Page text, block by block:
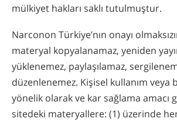
mülkiyet hakları saklı tutulmuştur.
Narconon Türkiye’nın onayı
materyal kopyalanamaz, yeniden
yüklenemez, paylaşılamaz,
düzenlenemez. Kişisel kullanım veya
yönelik olarak ve kar sağlama amacı
sitedeki materyallere: (1) üzerinde